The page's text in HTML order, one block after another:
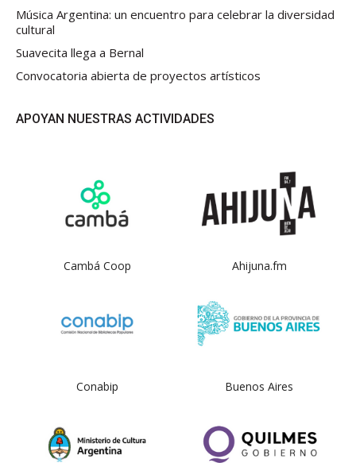
Música Argentina: un encuentro para celebrar la diversidad
cultural
Suavecita llega a Bernal
Convocatoria abierta de proyectos artísticos
APOYAN NUESTRAS ACTIVIDADES
Cambá Coop Ahijuna.fm
Conabip Buenos Aires